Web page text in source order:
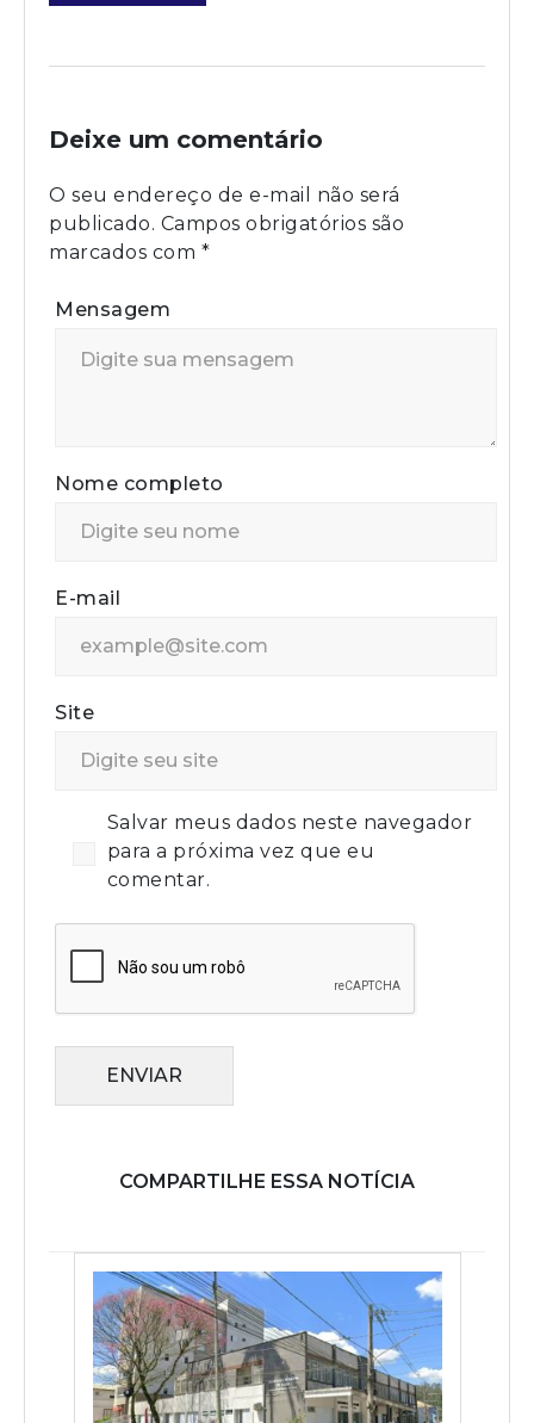
Deixe um comentário
O seu endereço de e-mail não será
publicado. Campos obrigatórios são
marcados com *
Mensagem
Nome completo
E-mail
Site
Salvar meus dados neste navegador
para a próxima vez que eu
comentar.
ENVIAR
COMPARTILHE ESSA NOTÍCIA